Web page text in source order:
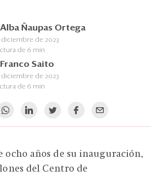
Franco Saito
diciembre de 2023
de 6 min
Alba Ñaupas Ortega
diciembre de 2023
de 6 min
ocho años de su inauguración,
del Centro de